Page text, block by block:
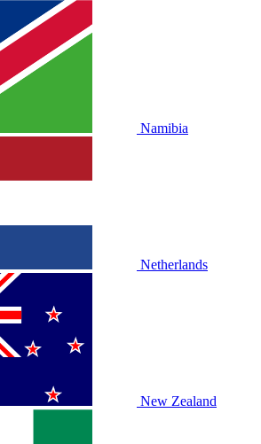
Namibia
Netherlands
New Zealand